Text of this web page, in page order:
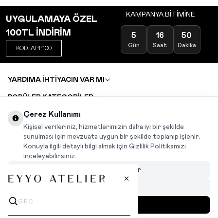
UYGULAMAYA ÖZEL
100TL İNDİRİM
KOD: APP100
KAMPANYA BİTİMİNE
5
Gün
16
Saat
50
Dakika
YARDIMA İHTİYACIN VAR MI
POPÜLER KATEGORİLER
DEĞİŞİM VE İADE TALEBİ
KARIYER
INSTAGRAM
Çerez Kullanımı
Kişisel verileriniz, hizmetlerimizin daha iyi bir şekilde
sunulması için mevzuata uygun bir şekilde toplanıp işlenir.
Konuyla ilgili detaylı bilgi almak için Gizlilik Politikamızı
inceleyebilirsiniz.
Çerezleri Özelleştir